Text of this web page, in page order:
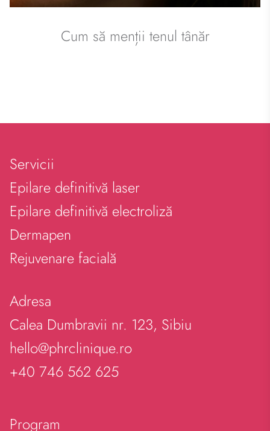
Cum să menții tenul tânăr
Servicii
Epilare definitivă laser
Epilare definitivă electroliză
Dermapen
Rejuvenare facială
Adresa
Calea Dumbravii nr. 123, Sibiu
hello@phrclinique.ro
+40 746 562 625
Program